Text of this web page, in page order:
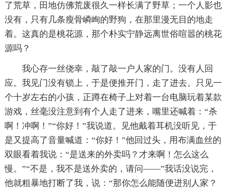
了荒草，田地仿佛荒废很久一样长满了野草；一个人影也
没有，只有几条瘦骨嶙峋的野狗，在那里漫无目的地走
着。这真的是桃花源，那个朴实宁静远离世俗喧嚣的桃花
源吗？
我心存一丝侥幸，敲了敲一户人家的门。没有人回
应。我见门没有锁上，于是便推开门，走了进去。只见一
个十岁左右的小孩，正蹲在椅子上对着一台电脑玩着某款
游戏，丝毫没注意到有个人走了进来，嘴里还喊着：“杀
啊！冲啊！”“你好！”我说道。见他戴着耳机没听见，于
是又提高了音量喊道：“你好！”他回过头，用布满血丝的
双眼看着我说：“是送来的外卖吗？才来啊！怎么这么
慢。”“不是，我不是送外卖的，请问——”我话没说完，
他就粗暴地打断了我，说：“那你怎么能随便进别人家？